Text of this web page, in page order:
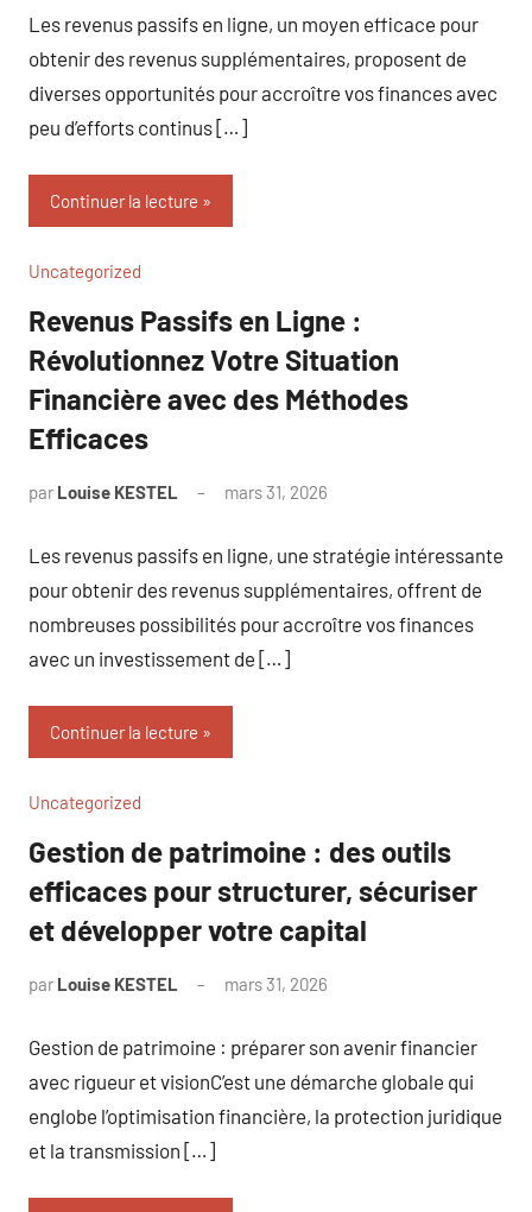
Les revenus passifs en ligne, un moyen efficace pour
obtenir des revenus supplémentaires, proposent de
diverses opportunités pour accroître vos finances avec
peu d’efforts continus […]
Continuer la lecture
Uncategorized
Revenus Passifs en Ligne :
Révolutionnez Votre Situation
Financière avec des Méthodes
Efficaces
par Louise KESTEL mars 31, 2026
Les revenus passifs en ligne, une stratégie intéressante
pour obtenir des revenus supplémentaires, offrent de
nombreuses possibilités pour accroître vos finances
avec un investissement de […]
Continuer la lecture
Uncategorized
Gestion de patrimoine : des outils
efficaces pour structurer, sécuriser
et développer votre capital
par Louise KESTEL mars 31, 2026
Gestion de patrimoine : préparer son avenir financier
avec rigueur et visionC’est une démarche globale qui
englobe l’optimisation financière, la protection juridique
et la transmission […]